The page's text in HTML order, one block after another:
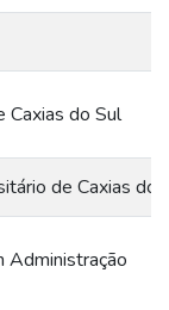
Caxias do Sul
de Caxias do
Administração